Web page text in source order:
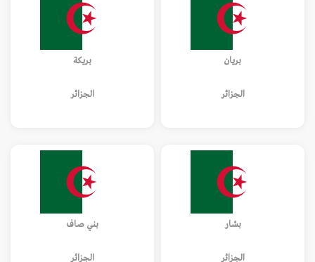
بريان
الجزائر
بريكة
الجزائر
بشار
الجزائر
بني صاف
الجزائر